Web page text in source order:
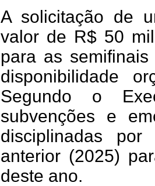
A solicitação de
valor de R$ 50
para as
disponibilidade
Segundo o
subvenções e
disciplinadas
anterior (2025)
deste ano.